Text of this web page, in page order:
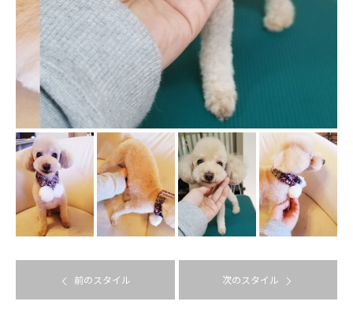
前のスタイル 次のスタイル